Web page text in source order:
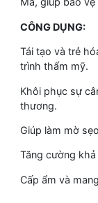
CÔNG DỤNG:
Tái tạo và trẻ
trình thẩm mỹ.
Khôi phục sự
thương.
Giúp làm mờ
Tăng cường
Cấp ẩm và